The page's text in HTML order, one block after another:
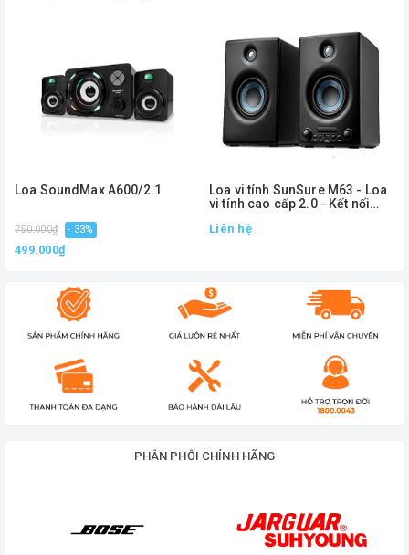
Điều khiển từ xa
: Có điều khiển từ xa.
Kích thước:
Loa siêu trầm: 138 x 252 x 200 mm.
: 220V - 50Hz.
Chất liệu
Soundmax A828/2.1 cung cấp âm thanh ấn tượng
trong một thiết kế nhỏ gọn và phù hợp cho việc sử
dụng với máy tính hoặc nghe nhạc thông qua các
thiết bị khác nhau như USB, thẻ SD, và kết nối
Bluetooth. Nó cũng được trang bị các tính năng
điều chỉnh âm thanh cơ bản cho phép bạn tinh
Loa vi tính Soundmax A828/2.1
Loa SoundMax A600/2.1
750.000₫ - 33%
499.000₫
Loa vi tính SunSure M63 - Loa
vi tính cao cấp 2.0 - Kết nối
Liên hệ
PHÂN PHỐI CHÍNH HÃNG